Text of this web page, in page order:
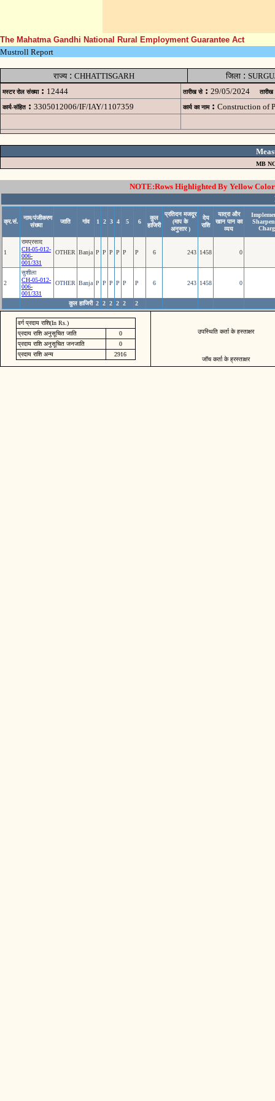
The Mahatma Gandhi National Rural Employment Guarantee Act
Mustroll Report
राज्य: CHHATTISGARH जिला :
मस्टर रोल संख्या : 12444 तारीख से : 29/05/2024 तारीख
कार्य-संहित : 3305012006/IF/IAY/1107359 कार्य का नाम : Construction of
MB
NOTE:Rows Highlighted By Yellow
क्र.सं.
नाम/पंजीकरण
संख्या
जाति गांव 1 2 3 4 5 6
कुल
हाजिरी
प्रतिदन मजदूर
(माप के
अनुसार )
देय
राशि
यात्रा और
खान पान का
व्यय
1
रामप्रसाद
CH-05-012-
006-
001/331
OTHER Banja P P P P P P 6 243 1458 0
2
सुशीला
CH-05-012-
006-
001/331
OTHER Banja P P P P P P 6 243 1458 0
कुल हाजिरी 2 2 2 2 2 2
वर्ग प्रदाय राशि(In Rs.)
प्रदाय राशि अनुसूचित जाति
0
प्रदाय राशि अनुसूचित जनजाति
0
प्रदाय राशि अन्य
2916
उपस्थिति कर्ता के हस्ताक्षर
जॉच कर्ता के ह्रस्ताक्षर